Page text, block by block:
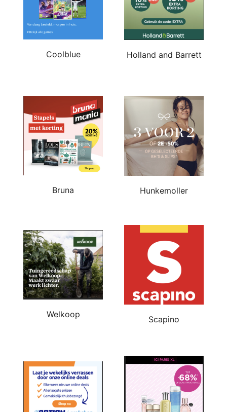
Coolblue Holland and Barrett
Bruna Hunkemoller
Welkoop
Scapino